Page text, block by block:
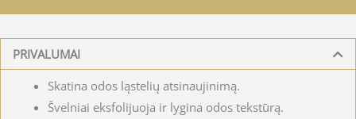
PRIVALUMAI
Skatina odos ląstelių atsinaujinimą.
Švelniai eksfolijuoja ir lygina odos tekstūrą.